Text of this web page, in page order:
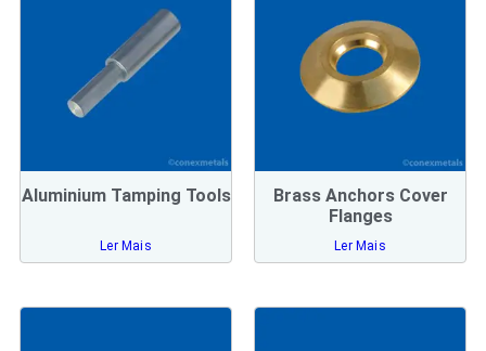
Aluminium Tamping Tools
Ler Mais
Brass Anchors Cover
Flanges
Ler Mais